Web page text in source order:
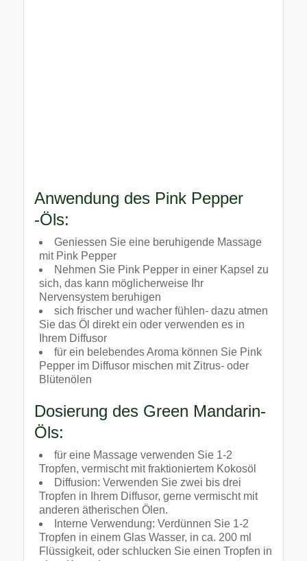
Anwendung des Pink Pepper
-Öls:
Geniessen Sie eine beruhigende Massage
mit Pink Pepper
Nehmen Sie Pink Pepper in einer Kapsel zu
sich, das kann möglicherweise Ihr
Nervensystem beruhigen
sich frischer und wacher fühlen- dazu atmen
Sie das Öl direkt ein oder verwenden es in
Ihrem Diffusor
für ein belebendes Aroma können Sie Pink
Pepper im Diffusor mischen mit Zitrus- oder
Blütenölen
Dosierung des Green Mandarin-
Öls:
für eine Massage verwenden Sie 1-2
Tropfen, vermischt mit fraktioniertem Kokosöl
Diffusion: Verwenden Sie zwei bis drei
Tropfen in Ihrem Diffusor, gerne vermischt mit
anderen ätherischen Ölen.
Interne Verwendung: Verdünnen Sie 1-2
Tropfen in einem Glas Wasser, in ca. 200 ml
Flüssigkeit, oder schlucken Sie einen Tropfen in